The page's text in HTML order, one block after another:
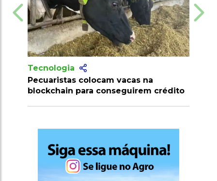
vacas na
crédito
Tecnologia
Produtores recebem mais de 10
milhões de doses de vacinas